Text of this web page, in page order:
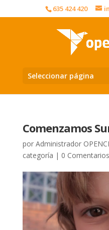
635 424 420
Seleccionar página
Comenzamos
por Administrador
categoría | 0 Comentarios